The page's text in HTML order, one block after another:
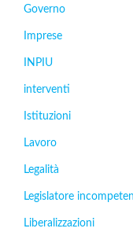
Governo
Imprese
INPIU
interventi
Istituzioni
Lavoro
Legalità
Legislatore
Liberalizzazioni